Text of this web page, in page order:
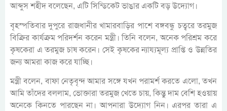
আব্দুস শহীদ বলেছেন, এটি সিন্ডিকেট ভাঙার একটি বড় উদ্যোগ।
বৃহস্পতিবার দুপুরে রাজধানীর খামারবাড়ির পাশে বঙ্গবন্ধু চত্বরে তরমুজ
বিক্রির কার্যক্রম পরিদর্শন করেন মন্ত্রী। তিনি বলেন, অনেক পরিশ্রম করে
কৃষকেরা এ তরমুজ চাষ করেন। সেই কৃষকের ন্যায্যমূল্য প্রাপ্তি ও উন্নতির
জন্য আমরা কাজ করে যাচ্ছি।
মন্ত্রী বলেন, বাফা নেতৃবৃন্দ আমার সঙ্গে যখন পরামর্শ করতে এলো, তখন
আমি তাঁদের বললাম, ভোক্তারা তরমুজ খেতে চায়, কিন্তু দাম বেশি হওয়ায়
অনেকে কিনতে পারছেন না। আপনারা উদ্যোগ নিন। এরপর তারা এ